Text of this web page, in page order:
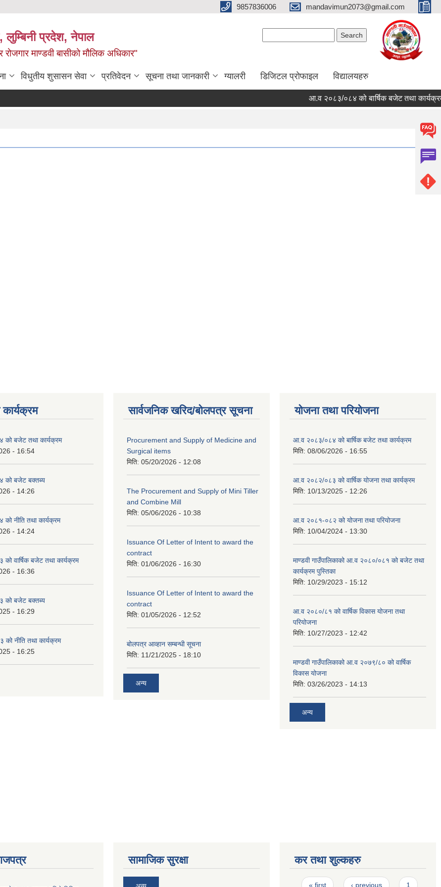
9857836006 mandavimun2073@gmail.com
लुम्बिनी प्रदेश, नेपाल
माण्डवी बासीको मौलिक अधिकार"
विधुतीय शुसासन सेवा प्रतिवेदन सूचना तथा जानकारी ग्यालरी डिजिटल प्रोफाइल विद्यालयहरु
आ.व २०८३/०८४ को बार्षिक बजेट तथा कार्यक्रम
बजेट तथा कार्यक्रम
- 16:54
को बजेट बक्तब्य
- 14:26
नीति तथा कार्यक्रम
- 14:24
वार्षिक बजेट तथा कार्यक्रम
- 16:36
को बजेट बक्तब्य
- 16:29
नीति तथा कार्यक्रम
- 16:25
सार्वजनिक खरिद/बोलपत्र सूचना
Procurement and Supply of Medicine and
Surgical items
मिति: 05/20/2026 - 12:08
The Procurement and Supply of Mini Tiller
and Combine Mill
मिति: 05/06/2026 - 10:38
Issuance Of Letter of Intent to award the
contract
मिति: 01/06/2026 - 16:30
Issuance Of Letter of Intent to award the
contract
मिति: 01/05/2026 - 12:52
बोलपत्र आव्हान सम्बन्धी सूचना
मिति: 11/21/2025 - 18:10
अन्य
योजना तथा परियोजना
आ.व २०८३/०८४ को बार्षिक बजेट तथा कार्यक्रम
मिति: 08/06/2026 - 16:55
आ.व २०८२/०८३ को वार्षिक योजना तथा कार्यक्रम
मिति: 10/13/2025 - 12:26
आ.व २०८१-०८२ को योजना तथा परियोजना
मिति: 10/04/2024 - 13:30
माण्डवी गाउँपालिकाको आ.व २०८०/०८१ को बजेट तथा
कार्यक्रम पुस्तिका
मिति: 10/29/2023 - 15:12
आ.व २०८०/८१ को वार्षिक विकास योजना तथा
परियोजना
मिति: 10/27/2023 - 12:42
माण्डवी गाउँपालिकाको आ.व २०७९/८० को वार्षिक
विकास योजना
मिति: 03/26/2023 - 14:13
अन्य
सामाजिक सुरक्षा कर तथा शुल्कहरु
Pages
« first ‹ previous
1